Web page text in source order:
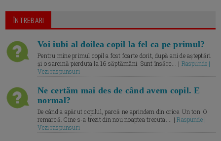
ÎNTREBARI
Voi iubi al doilea copil la fel ca pe primul?
Pentru mine primul copil a fost foarte dorit, după ani de așteptări
și o sarcină pierduta la 16 săptămâni. Sunt însărc... | Raspunde |
Vezi raspunsuri
Ne certăm mai des de când avem copil. E
normal?
De când a apărut copilul, parcă ne aprindem din orice. Un ton. O
remarcă. Cine s-a trezit din nou noaptea trecuta.... |Raspunde |
Vezi raspunsuri